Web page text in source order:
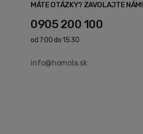
MÁTE OTÁZKY? ZAVOLAJTE NÁM!
0905 200 100
od 7:00 do 15:30
info@homola.sk